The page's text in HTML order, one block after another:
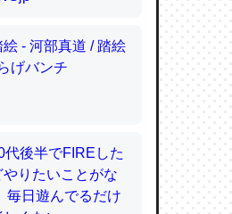
方が拮抗してるので
シウムを使わずキ